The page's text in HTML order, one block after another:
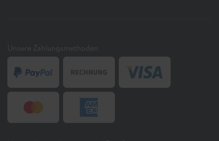
Unsere Zahlungsmethoden